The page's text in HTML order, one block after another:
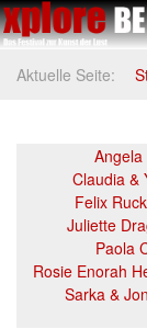
Aktuelle Seite:
Claudia &
Felix
Juliette
Paola
Rosie Enorah
Sarka &